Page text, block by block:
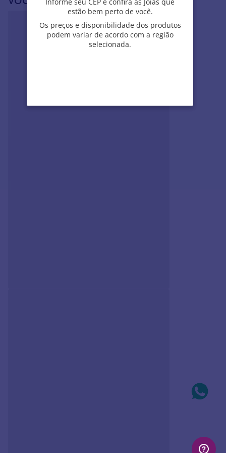
estão bem perto de você.
Os preços e disponibilidade dos produtos
podem variar de acordo com a região
selecionada.
estão bem perto de você.
Os preços e disponibilidade dos produtos
podem variar de acordo com a região
selecionada.